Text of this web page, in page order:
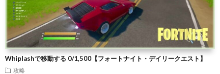
Whiplashで移動する 0/1,500【フォートナイト・デイリークエスト】
攻略